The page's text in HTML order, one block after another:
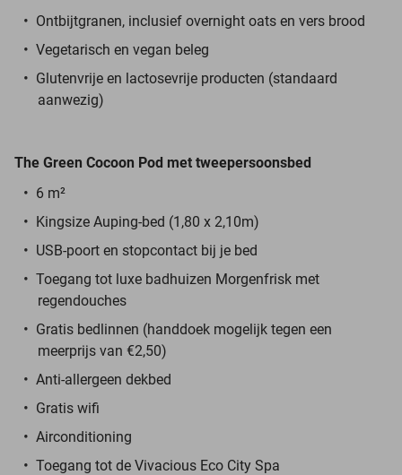
Ontbijtgranen, inclusief overnight oats en vers brood
Vegetarisch en vegan beleg
Glutenvrije en lactosevrije producten (standaard
aanwezig)
The Green Cocoon Pod met tweepersoonsbed
6 m²
Kingsize Auping-bed (1,80 x 2,10m)
USB-poort en stopcontact bij je bed
Toegang tot luxe badhuizen Morgenfrisk met
regendouches
Gratis bedlinnen (handdoek mogelijk tegen een
meerprijs van €2,50)
Anti-allergeen dekbed
Gratis wifi
Airconditioning
Toegang tot de Vivacious Eco City Spa